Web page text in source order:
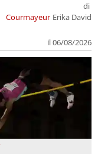
Courmayeur
di
Erika David
il 06/08/2026